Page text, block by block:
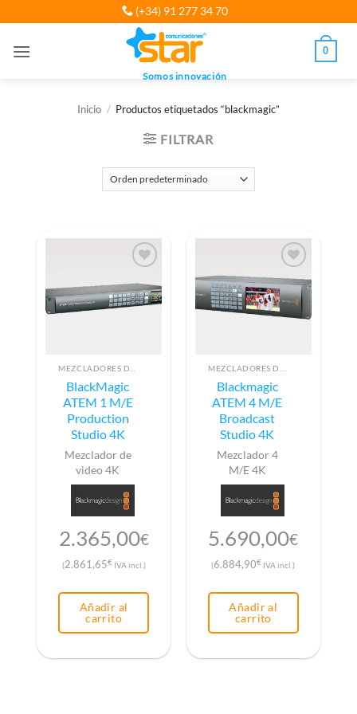
al
(+34) 91 277 34 70
Somos innovación
0
Inicio / Productos etiquetados “blackmagic”
FILTRAR
BlackMagic
ATEM 1 M/E
Production
Studio 4K
Mezclador de
video 4K
2.365,00€
(2.861,65€IVA incl.)
Añadir al
carrito
Blackmagic
ATEM 4 M/E
Broadcast
Studio 4K
Mezclador 4
M/E 4K
5.690,00€
(6.884,90€ IVA incl.)
Añadir al
carrito